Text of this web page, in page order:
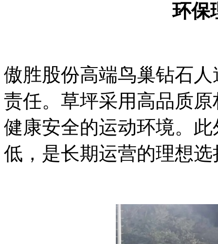
环保
傲胜股份高端鸟巢钻石
责任。草坪采用高品质
健康安全的运动环境。
低，是长期运营的理想选